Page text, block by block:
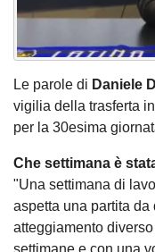
Le parole di Daniele
vigilia della trasferta
per la 30esima
Che settimana è
"Una settimana di
aspetta una partita da
atteggiamento
settimane e con una